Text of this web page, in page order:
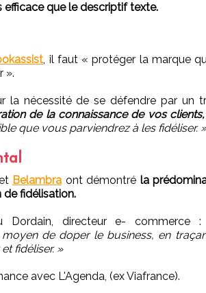
que le descriptif texte.
, il faut « protéger la marque
».
la nécessité de se défendre par un
de la connaissance de vos clients,
que vous parviendrez à les fidéliser. »
Belambra ont démontré la
fidélisation.
Dordain, directeur e- commerce :
de doper le business, en
fidéliser. »
avec L'Agenda, (ex Viafrance).